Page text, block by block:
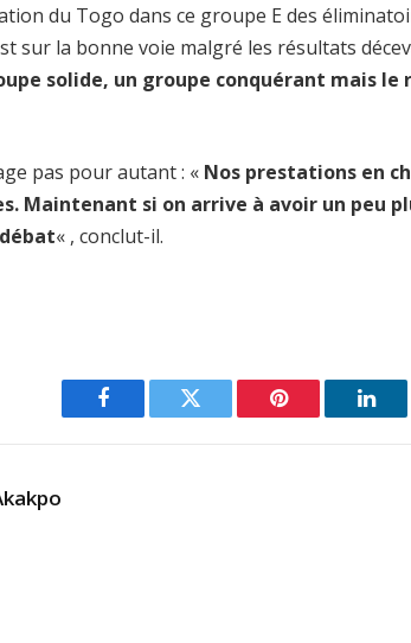
du Togo dans ce groupe E des
sur la bonne voie malgré les résultats
solide, un groupe conquérant mais
pas pour autant : « Nos prestations en
Maintenant si on arrive à avoir un peu
« , conclut-il.
Facebook Twitter Pinterest